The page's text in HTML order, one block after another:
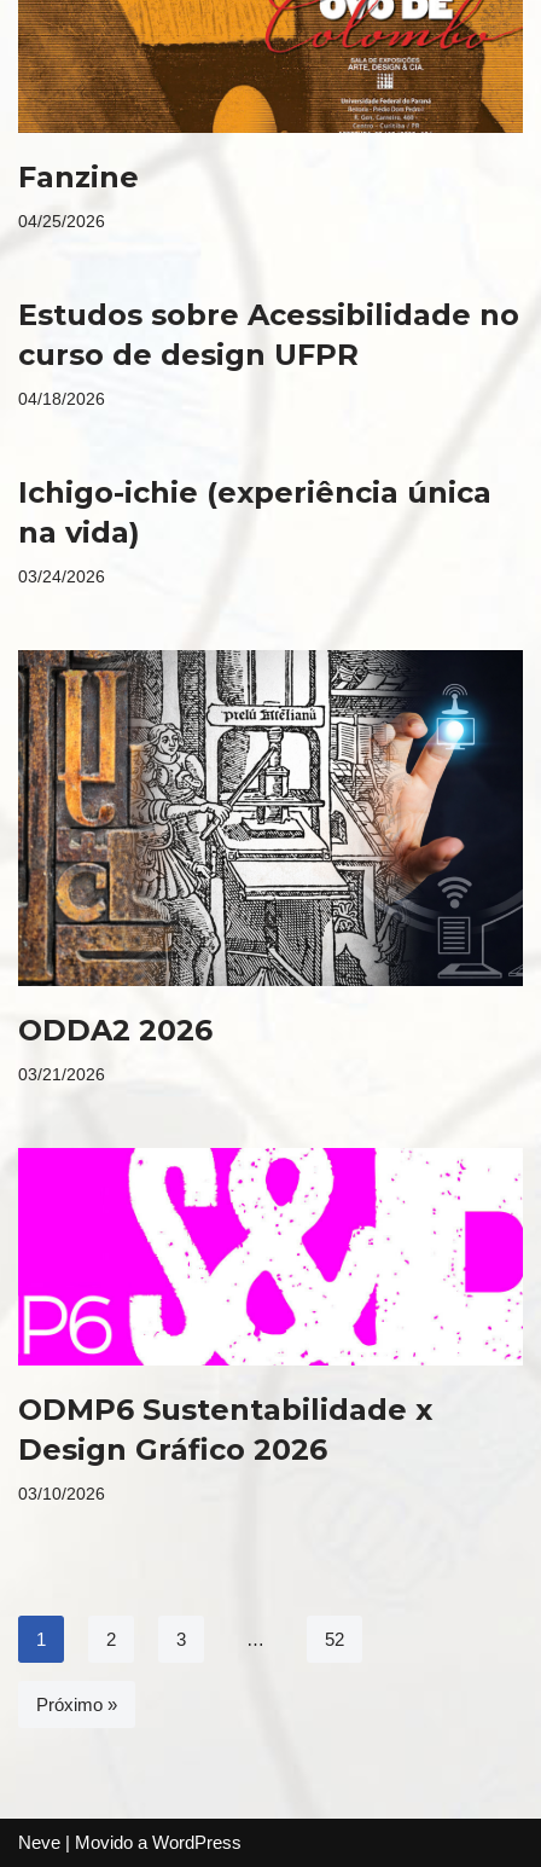
Fanzine
04/25/2026
Estudos sobre Acessibilidade no
curso de design UFPR
04/18/2026
Ichigo-ichie (experiência única
na vida)
03/24/2026
ODDA2 2026
03/21/2026
ODMP6 Sustentabilidade x
Design Gráfico 2026
03/10/2026
1 2 3 … 52
Próximo »
Neve | Movido a WordPress